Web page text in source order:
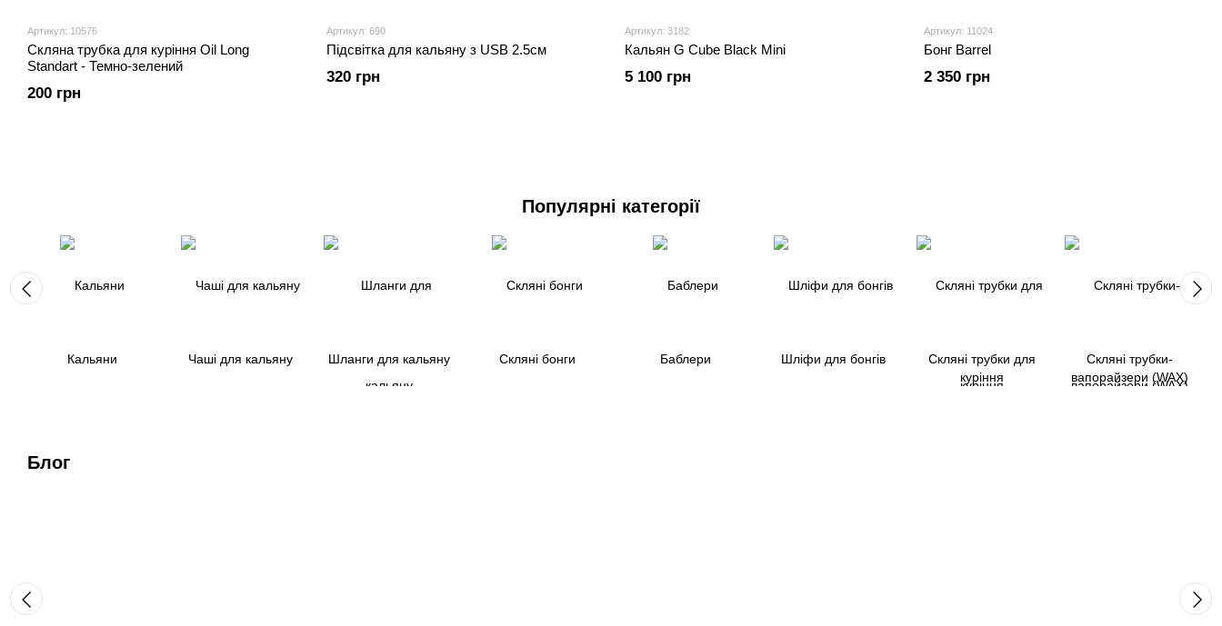
Артикул: 10576
Скляна трубка для куріння Oil Long
Standart - Темно-зелений
200 грн
Артикул: 690
Підсвітка для кальяну з USB 2.5см
320 грн
Артикул: 3182
Кальян G Cube Black Mini
5 100 грн
Артикул: 11024
Бонг Barrel
2 350 грн
Популярні категорії
Кальяни Чаші для кальяну Шланги для кальяну Скляні бонги Баблери Шліфи для бонгів
Скляні трубки для
куріння
Скляні трубки-
вапорайзери (WAX)
Блог